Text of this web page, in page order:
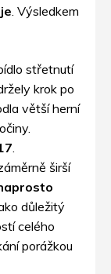
. Výsledkem
střetnutí
krok po
větší herní
širší
důležitý
celého
porážkou